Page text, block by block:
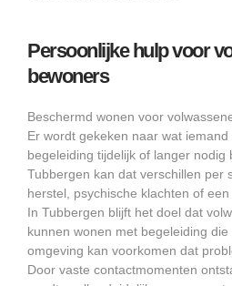
Persoonlijke hulp voor
bewoners
Beschermd wonen voor
Er wordt gekeken naar wat
begeleiding tijdelijk of langer nodig
Tubbergen kan dat verschillen per
herstel, psychische klachten of
In Tubbergen blijft het doel dat
kunnen wonen met begeleiding
omgeving kan voorkomen dat
Door vaste contactmomenten